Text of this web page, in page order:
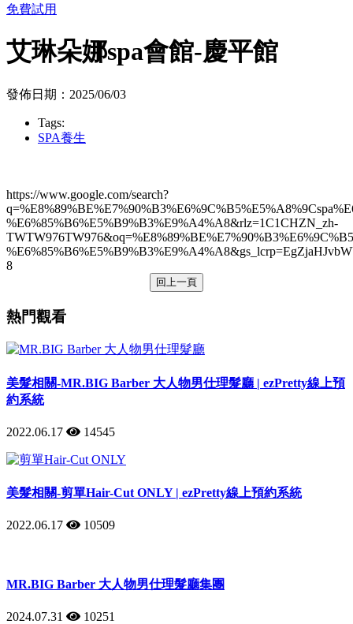
免費試用
艾琳朵娜spa會館-慶平館
發佈日期：2025/06/03
Tags:
SPA養生
https://www.google.com/search?
%E6%85%B6%E5%B9%B3%E9%A4%A8&rlz=1C1CHZN_zh-
8
回上一頁
熱門觀看
美髮相關-MR.BIG Barber 大人物男仕理髮廳 | ezPretty線上預
約系統
2022.06.17 14545
美髮相關-剪單Hair-Cut ONLY | ezPretty線上預約系統
2022.06.17 10509
MR.BIG Barber 大人物男仕理髮廳集團
2024.07.31 10251